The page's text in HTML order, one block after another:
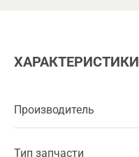
ХАРАКТЕРИСТИКИ
Производитель
Тип запчасти